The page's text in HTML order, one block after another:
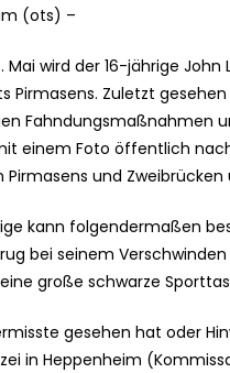
(ots) –
Mai wird der 16-jährige
Pirmasens. Zuletzt
Fahndungsmaßnahmen
einem Foto öffentlich
Pirmasens und
kann folgendermaßen
bei seinem
große schwarze
gesehen hat oder
in Heppenheim